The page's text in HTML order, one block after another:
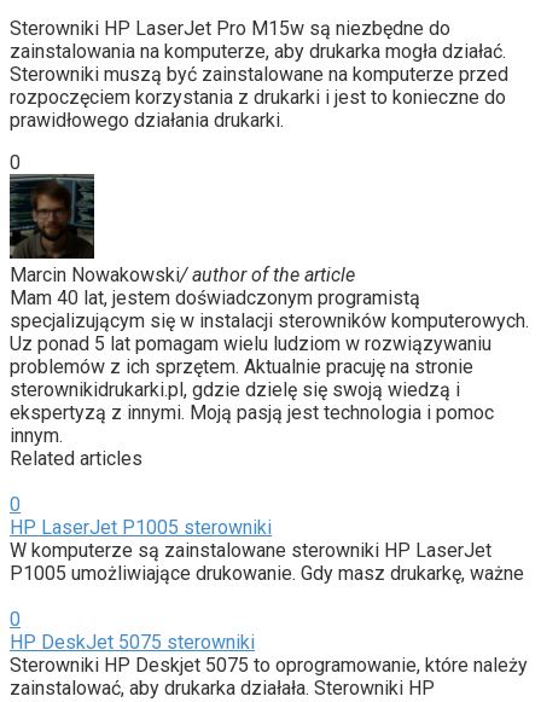
Sterowniki HP LaserJet Pro M15w są niezbędne do
zainstalowania na komputerze, aby drukarka mogła działać.
Sterowniki muszą być zainstalowane na komputerze przed
rozpoczęciem korzystania z drukarki i jest to konieczne do
prawidłowego działania drukarki.
0
Marcin Nowakowski/ author of the article
Mam 40 lat, jestem doświadczonym programistą
specjalizującym się w instalacji sterowników komputerowych.
Uz ponad 5 lat pomagam wielu ludziom w rozwiązywaniu
problemów z ich sprzętem. Aktualnie pracuję na stronie
sterownikidrukarki.pl, gdzie dzielę się swoją wiedzą i
ekspertyzą z innymi. Moją pasją jest technologia i pomoc
innym.
Related articles
0
HP LaserJet P1005 sterowniki
W komputerze są zainstalowane sterowniki HP LaserJet
P1005 umożliwiające drukowanie. Gdy masz drukarkę, ważne
0
HP DeskJet 5075 sterowniki
Sterowniki HP Deskjet 5075 to oprogramowanie, które należy
zainstalować, aby drukarka działała. Sterowniki HP